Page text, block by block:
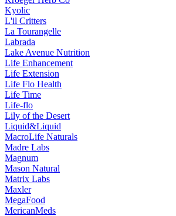
Kyolic
L'il Critters
La Tourangelle
Labrada
Lake Avenue Nutrition
Life Enhancement
Life Extension
Life Flo Health
Life Time
Life-flo
Lily of the Desert
Liquid&Liquid
MacroLife Naturals
Madre Labs
Magnum
Mason Natural
Matrix Labs
Maxler
MegaFood
MericanMeds